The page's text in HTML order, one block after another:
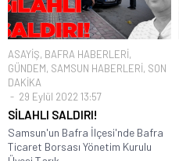
ASAYİŞ, BAFRA HABERLERİ,
GÜNDEM, SAMSUN HABERLERİ, SON
DAKİKA
29 Eylül 2022 13:57
SİLAHLI SALDIRI!
Samsun'un Bafra İlçesi'nde Bafra
Ticaret Borsası Yönetim Kurulu